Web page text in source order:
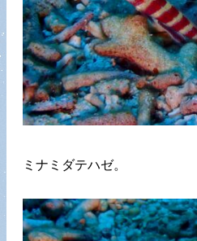
ミナミダテハゼ。